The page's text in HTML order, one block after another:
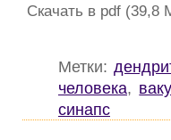
Скачать в pdf (39,8
Метки:
человека,
синапс